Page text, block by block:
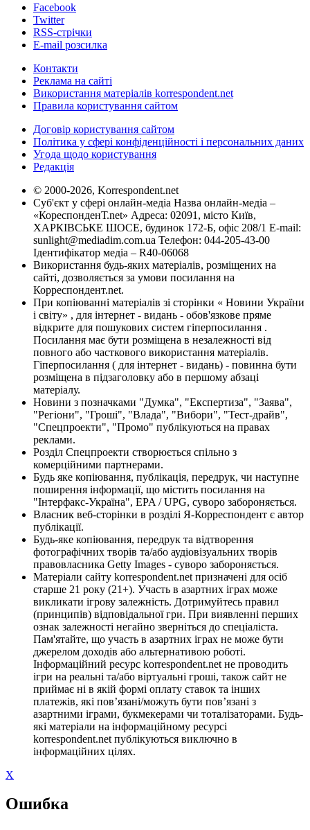
Facebook
Twitter
RSS-стрічки
E-mail розсилка
Контакти
Реклама на сайті
Використання матеріалів korrespondent.net
Правила користування сайтом
Договір користування сайтом
Політика у сфері конфіденційності і персональних даних
Угода щодо користування
Редакція
© 2000-2026, Korrespondent.net
Суб'єкт у сфері онлайн-медіа Назва онлайн-медіа –
«КореспонденТ.net» Адреса: 02091, місто Київ,
ХАРКІВСЬКЕ ШОСЕ, будинок 172-Б, офіс 208/1 E-mail:
sunlight@mediadim.com.ua Телефон: 044-205-43-00
Ідентифікатор медіа – R40-06068
Використання будь-яких матеріалів, розміщених на
сайті, дозволяється за умови посилання на
Корреспондент.net.
При копіюванні матеріалів зі сторінки « Новини України
і світу» , для інтернет - видань - обов'язкове пряме
відкрите для пошукових систем гіперпосилання .
Посилання має бути розміщена в незалежності від
повного або часткового використання матеріалів.
Гіперпосилання ( для інтернет - видань) - повинна бути
розміщена в підзаголовку або в першому абзаці
матеріалу.
Новини з позначками "Думка", "Експертиза", "Заява",
"Регіони", "Гроші", "Влада", "Вибори", "Тест-драйв",
"Спецпроекти", "Промо" публікуються на правах
реклами.
Розділ Спецпроекти створюється спільно з
комерційними партнерами.
Будь яке копіювання, публікація, передрук, чи наступне
поширення інформації, що містить посилання на
"Інтерфакс-Україна", EPA / UPG, суворо забороняється.
Власник веб-сторінки в розділі Я-Корреспондент є автор
публікації.
Будь-яке копіювання, передрук та відтворення
фотографічних творів та/або аудіовізуальних творів
правовласника Getty Images - суворо забороняється.
Матеріали сайту korrespondent.net призначені для осіб
старше 21 року (21+). Участь в азартних іграх може
викликати ігрову залежність. Дотримуйтесь правил
(принципів) відповідальної гри. При виявленні перших
ознак залежності негайно зверніться до спеціаліста.
Пам'ятайте, що участь в азартних іграх не може бути
джерелом доходів або альтернативою роботі.
Інформаційний ресурс korrespondent.net не проводить
ігри на реальні та/або віртуальні гроші, також сайт не
приймає ні в якій формі оплату ставок та інших
платежів, які пов’язані/можуть бути пов’язані з
азартними іграми, букмекерами чи тоталізаторами. Будь-
які матеріали на інформаційному ресурсі
korrespondent.net публікуються виключно в
інформаційних цілях.
X
Ошибка